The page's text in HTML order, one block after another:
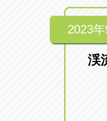
三重県四
2023
渓